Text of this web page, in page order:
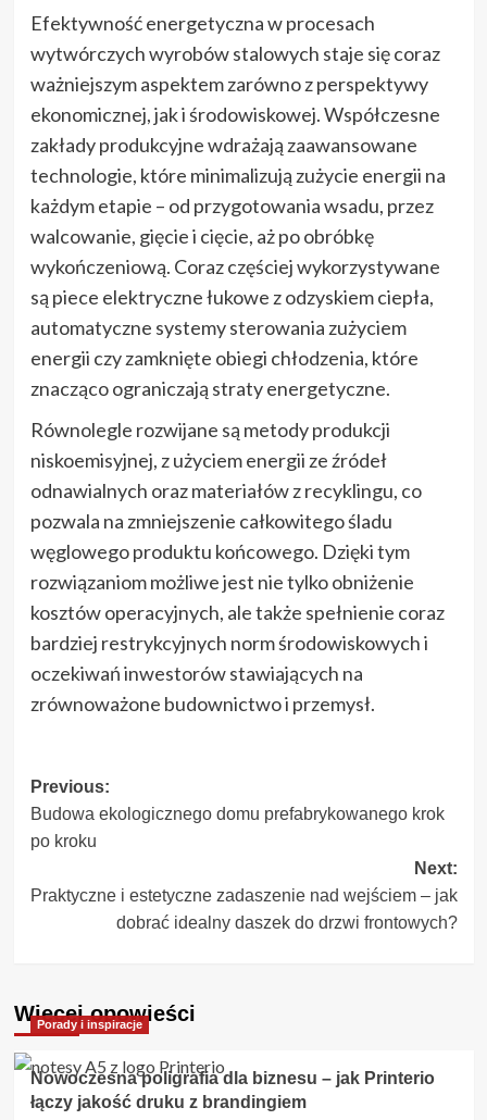
Efektywność energetyczna w procesach
wytwórczych wyrobów stalowych staje się coraz
ważniejszym aspektem zarówno z perspektywy
ekonomicznej, jak i środowiskowej. Współczesne
zakłady produkcyjne wdrażają zaawansowane
technologie, które minimalizują zużycie energii na
każdym etapie – od przygotowania wsadu, przez
walcowanie, gięcie i cięcie, aż po obróbkę
wykończeniową. Coraz częściej wykorzystywane
są piece elektryczne łukowe z odzyskiem ciepła,
automatyczne systemy sterowania zużyciem
energii czy zamknięte obiegi chłodzenia, które
znacząco ograniczają straty energetyczne.
Równolegle rozwijane są metody produkcji
niskoemisyjnej, z użyciem energii ze źródeł
odnawialnych oraz materiałów z recyklingu, co
pozwala na zmniejszenie całkowitego śladu
węglowego produktu końcowego. Dzięki tym
rozwiązaniom możliwe jest nie tylko obniżenie
kosztów operacyjnych, ale także spełnienie coraz
bardziej restrykcyjnych norm środowiskowych i
oczekiwań inwestorów stawiających na
zrównoważone budownictwo i przemysł.
Post
navigation
Previous:
Budowa ekologicznego domu prefabrykowanego krok
po kroku
Next:
Praktyczne i estetyczne zadaszenie nad wejściem – jak
dobrać idealny daszek do drzwi frontowych?
Więcej opowieści
Porady i inspiracje
Nowoczesna poligrafia dla biznesu – jak Printerio
łączy jakość druku z brandingiem